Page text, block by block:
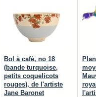
Bol à café, no 18
(bande turquoise,
petits coquelicots
rouges), de l'artiste
Jane Baronet